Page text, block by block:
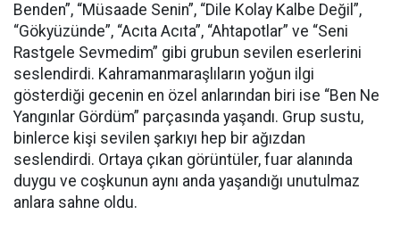
Benden”, “Müsaade Senin”, “Dile Kolay Kalbe Değil”,
“Gökyüzünde”, “Acıta Acıta”, “Ahtapotlar” ve “Seni
Rastgele Sevmedim” gibi grubun sevilen eserlerini
seslendirdi. Kahramanmaraşlıların yoğun ilgi
gösterdiği gecenin en özel anlarından biri ise “Ben Ne
Yangınlar Gördüm” parçasında yaşandı. Grup sustu,
binlerce kişi sevilen şarkıyı hep bir ağızdan
seslendirdi. Ortaya çıkan görüntüler, fuar alanında
duygu ve coşkunun aynı anda yaşandığı unutulmaz
anlara sahne oldu.